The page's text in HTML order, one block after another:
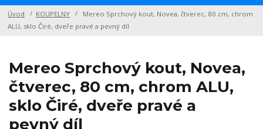
Úvod KOUPELNY
Mereo Sprchový kout, Novea, čtverec, 80 cm, chrom
ALU, sklo Čiré, dveře pravé a pevný díl
Mereo Sprchový kout, Novea,
čtverec, 80 cm, chrom ALU,
sklo Čiré, dveře pravé a
pevný díl